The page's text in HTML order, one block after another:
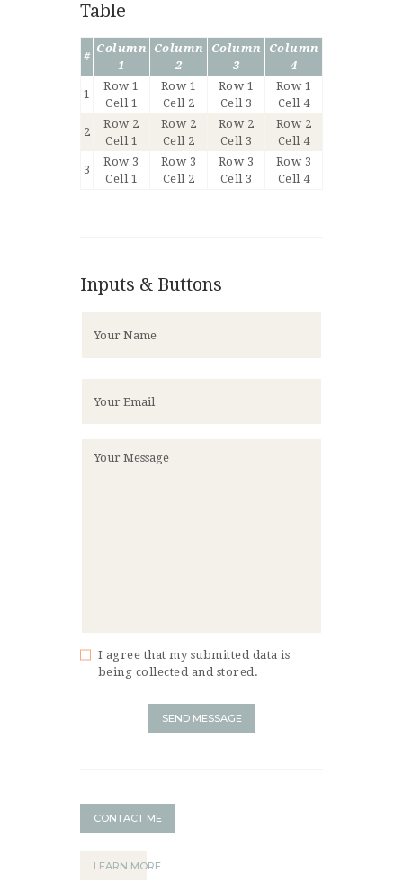
Table
#
Column
1
Column
2
Column
3
Column
4
1
Row 1
Cell 1
Row 1
Cell 2
Row 1
Cell 3
Row 1
Cell 4
2
Row 2
Cell 1
Row 2
Cell 2
Row 2
Cell 3
Row 2
Cell 4
3
Row 3
Cell 1
Row 3
Cell 2
Row 3
Cell 3
Row 3
Cell 4
Inputs & Buttons
I agree that my submitted data is
being collected and stored.
CONTACT ME
LEARN MORE